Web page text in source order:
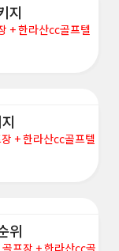
지
+ 한라산cc골프텔
+ 한라산cc골프텔
위
프장 + 한라산cc골